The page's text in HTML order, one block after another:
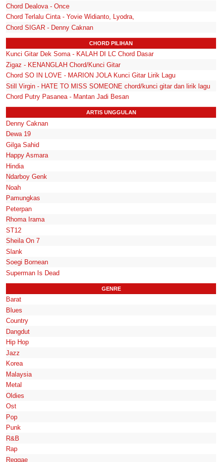
Chord Dealova - Once
Chord Terlalu Cinta - Yovie Widianto, Lyodra,
Chord SIGAR - Denny Caknan
CHORD PILIHAN
Kunci Gitar Dek Soma - KALAH DI LC Chord Dasar
Zigaz - KENANGLAH Chord/Kunci Gitar
Chord SO IN LOVE - MARION JOLA Kunci Gitar Lirik Lagu
Still Virgin - HATE TO MISS SOMEONE chord/kunci gitar dan lirik lagu
Chord Putry Pasanea - Mantan Jadi Besan
ARTIS UNGGULAN
Denny Caknan
Dewa 19
Gilga Sahid
Happy Asmara
Hindia
Ndarboy Genk
Noah
Pamungkas
Peterpan
Rhoma Irama
ST12
Sheila On 7
Slank
Soegi Bornean
Superman Is Dead
GENRE
Barat
Blues
Country
Dangdut
Hip Hop
Jazz
Korea
Malaysia
Metal
Oldies
Ost
Pop
Punk
R&B
Rap
Reggae